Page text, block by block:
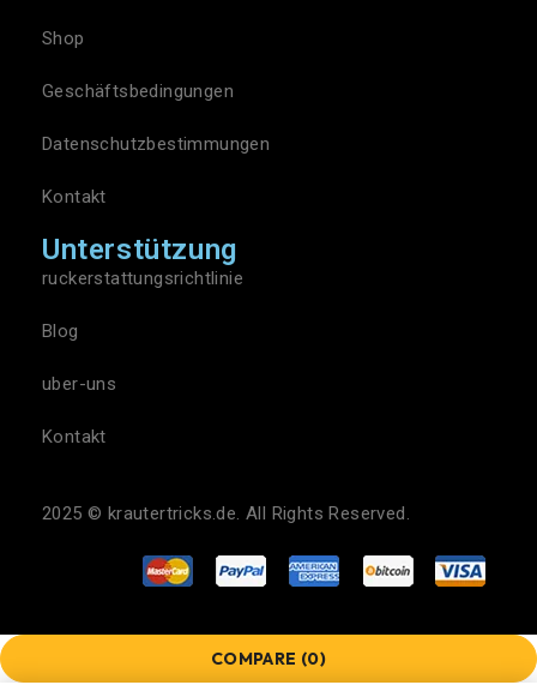
Shop
Geschäftsbedingungen
Datenschutzbestimmungen
Kontakt
Unterstützung
ruckerstattungsrichtlinie
Blog
uber-uns
Kontakt
2025 © krautertricks.de. All Rights Reserved.
COMPARE (0)